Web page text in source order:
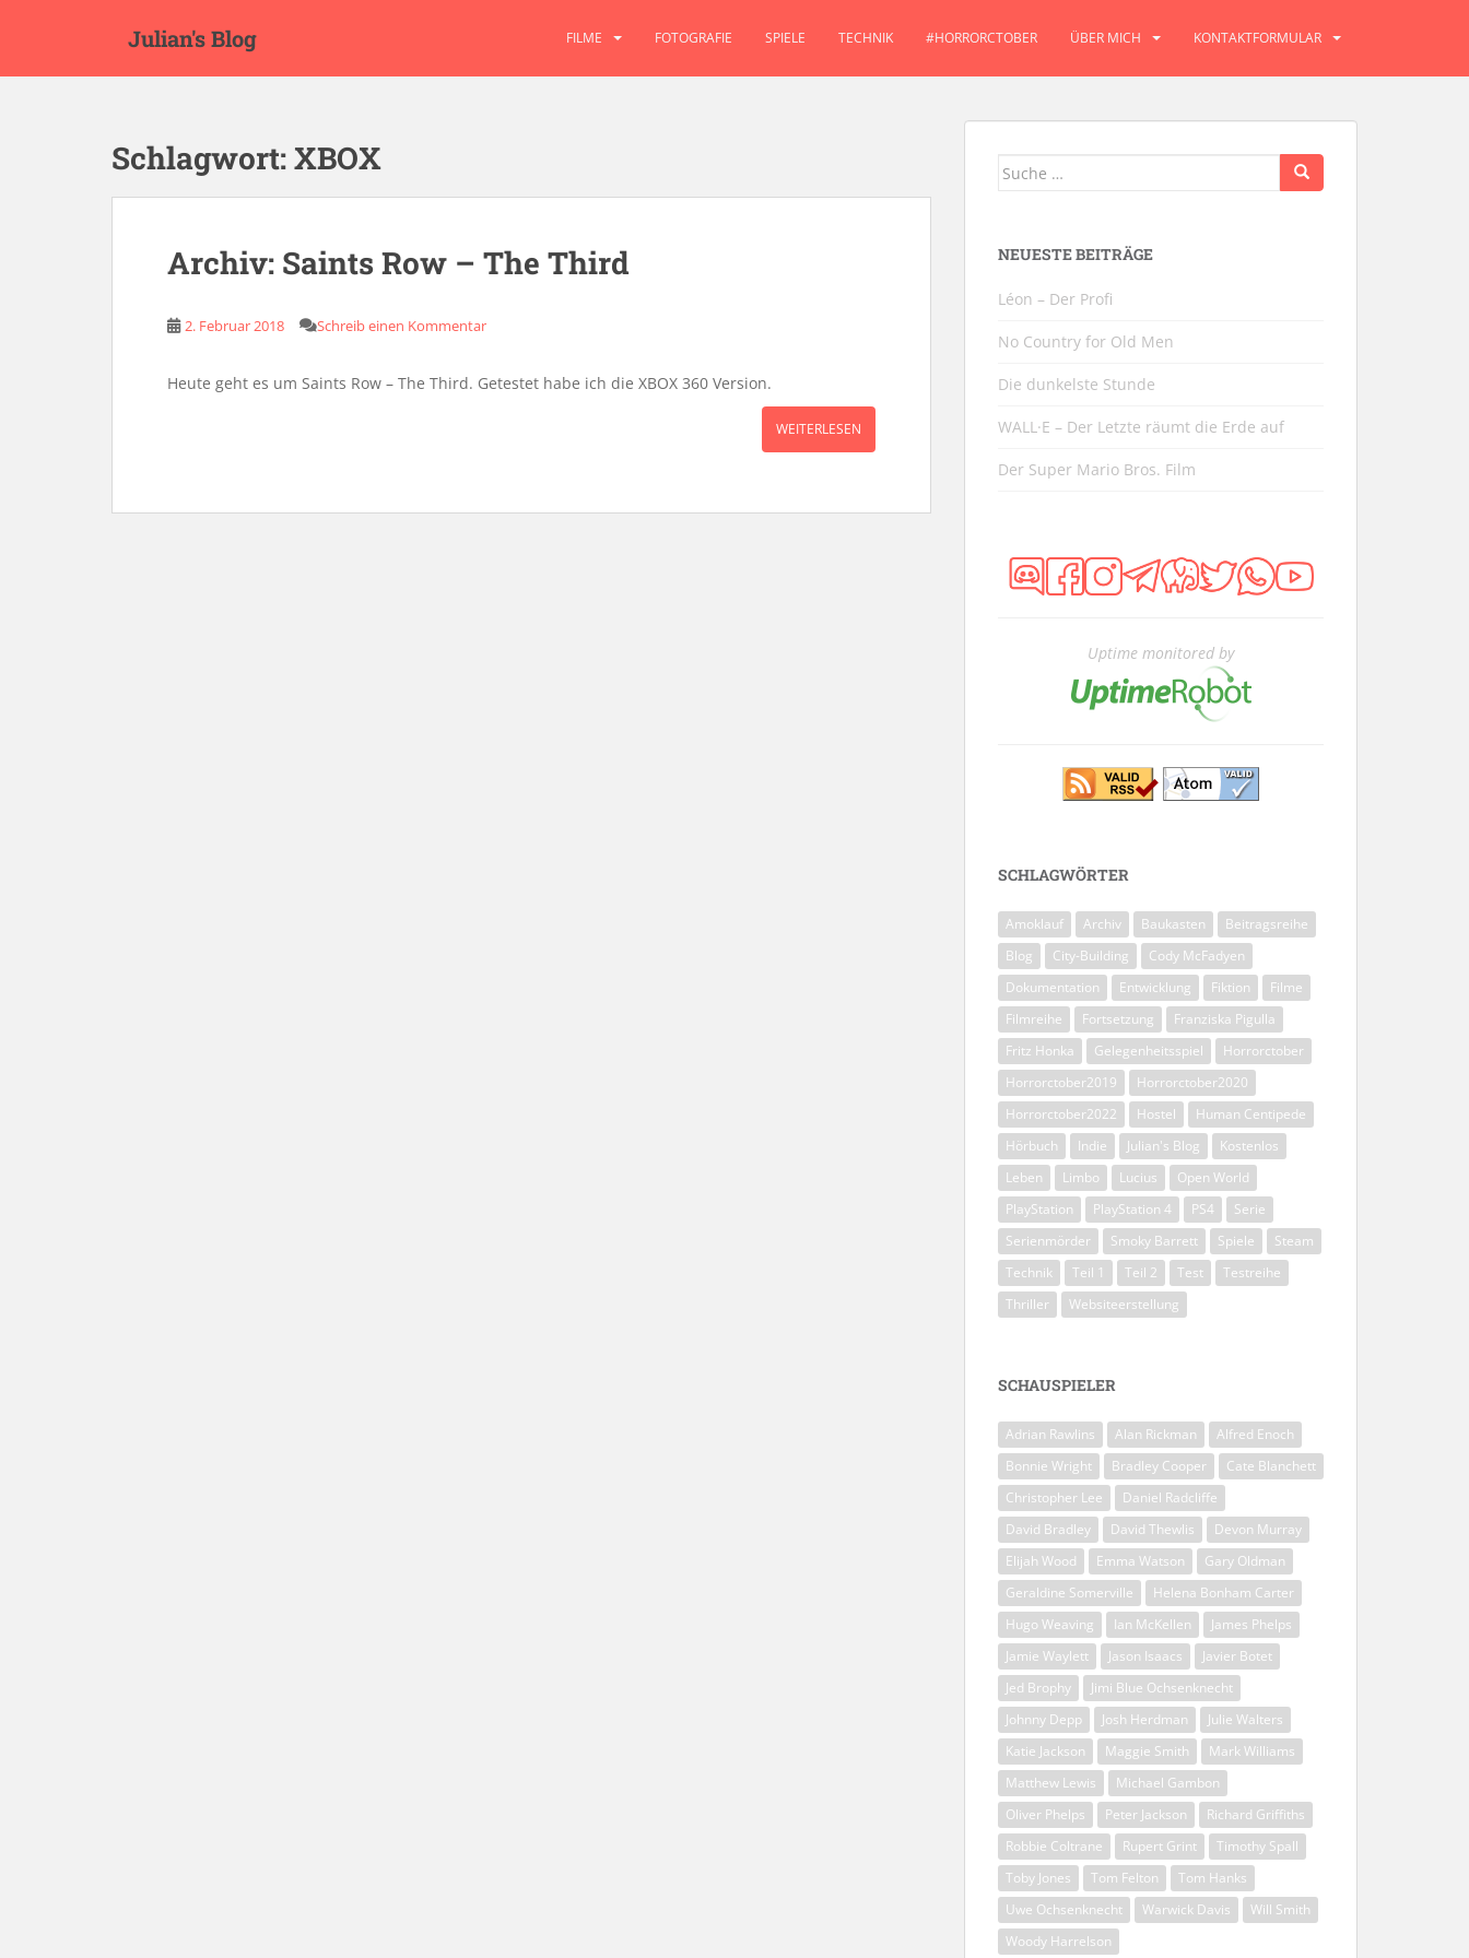
Julian's Blog FILME FOTOGRAFIE SPIELE TECHNIK #HORRORCTOBER ÜBER MICH KONTAKTFORMULAR
Schlagwort:XBOX
Archiv: Saints Row – The Third
2. Februar 2018 Schreib einen Kommentar
Heute geht es um Saints Row – The Third. Getestet habe ich die XBOX 360 Version.
WEITERLESEN
Suche
NEUESTE BEITRÄGE
Léon – Der Profi
No Country for Old Men
Die dunkelste Stunde
WALL·E – Der Letzte räumt die Erde auf
Der Super Mario Bros. Film
Uptime monitored by
SCHLAGWÖRTER
Amoklauf Archiv Baukasten
Beitragsreihe
Blog
City-Building
Cody McFadyen
Dokumentation
Entwicklung Fiktion
Filme
Filmreihe
Fortsetzung
Franziska Pigulla
Fritz Honka
Gelegenheitsspiel
Horrorctober
Horrorctober2019
Horrorctober2020
Horrorctober2022
Hostel
Human Centipede
Hörbuch
Indie Julian's Blog
Kostenlos
Leben
Limbo Lucius
Open World
PlayStation
PlayStation 4 PS4
Serie
Serienmörder
Smoky Barrett Spiele
Steam
Technik
Teil 1 Teil 2 Test
Testreihe
Thriller
Websiteerstellung
SCHAUSPIELER
Adrian Rawlins Alan Rickman
Alfred Enoch
Bonnie Wright
Bradley Cooper
Cate Blanchett
Christopher Lee
Daniel Radcliffe
David Bradley
David Thewlis
Devon Murray
Elijah Wood
Emma Watson
Gary Oldman
Geraldine Somerville
Helena Bonham Carter
Hugo Weaving
Ian McKellen
James Phelps
Jamie Waylett
Jason Isaacs
Javier Botet
Jed Brophy
Jimi Blue Ochsenknecht
Johnny Depp
Josh Herdman
Julie Walters
Katie Jackson
Maggie Smith
Mark Williams
Matthew Lewis
Michael Gambon
Oliver Phelps
Peter Jackson
Richard Griffiths
Robbie Coltrane
Rupert Grint
Timothy Spall
Toby Jones
Tom Felton
Tom Hanks
Uwe Ochsenknecht
Warwick Davis
Will Smith
Woody Harrelson